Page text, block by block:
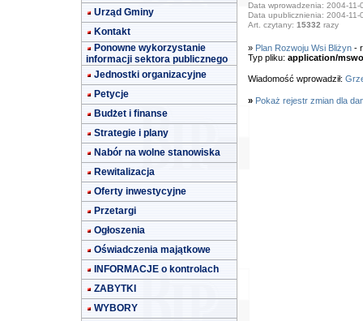
Urząd Gminy
Kontakt
Ponowne wykorzystanie
informacji sektora publicznego
Jednostki organizacyjne
Petycje
Budżet i finanse
Strategie i plany
Nabór na wolne stanowiska
Rewitalizacja
Oferty inwestycyjne
Przetargi
Ogłoszenia
Oświadczenia majątkowe
INFORMACJE o kontrolach
ZABYTKI
WYBORY
Data wprowadzenia: 2004-11-
Data upublicznienia: 2004-11-
Art. czytany: 15332 razy
» Plan Rozwoju Wsi Bliżyn-
Typ pliku: application/
Wiadomość wprowadził:
» Pokaż rejestr zmian dla